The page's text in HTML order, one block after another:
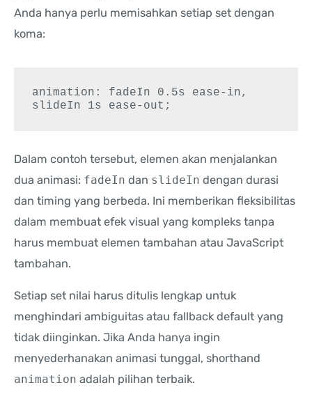
Anda hanya perlu memisahkan setiap set dengan
koma:
animation: fadeIn 0.5s ease-in,
Dalam contoh tersebut, elemen akan menjalankan
dua animasi: fadeIn dan slideIn dengan durasi
dan timing yang berbeda. Ini memberikan fleksibilitas
dalam membuat efek visual yang kompleks tanpa
harus membuat elemen tambahan atau JavaScript
tambahan.
Setiap set nilai harus ditulis lengkap untuk
menghindari ambiguitas atau fallback default yang
tidak diinginkan. Jika Anda hanya ingin
menyederhanakan animasi tunggal, shorthand
animation adalah pilihan terbaik.